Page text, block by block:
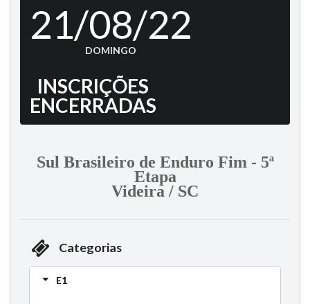
21/08/22
DOMINGO
INSCRIÇÕES
ENCERRADAS
Sul Brasileiro de Enduro Fim - 5ª
Etapa
Videira / SC
Categorias
E1